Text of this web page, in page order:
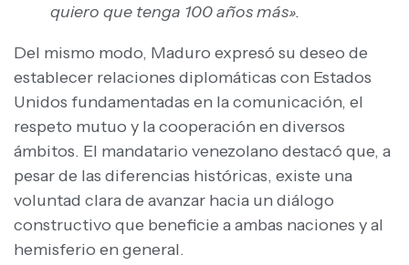
quiero que tenga 100 años más».
Del mismo modo, Maduro expresó su deseo de
establecer relaciones diplomáticas con Estados
Unidos fundamentadas en la comunicación, el
respeto mutuo y la cooperación en diversos
ámbitos. El mandatario venezolano destacó que, a
pesar de las diferencias históricas, existe una
voluntad clara de avanzar hacia un diálogo
constructivo que beneficie a ambas naciones y al
hemisferio en general.